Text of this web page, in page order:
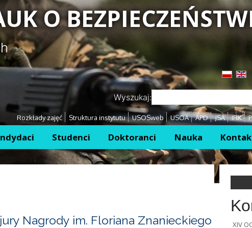
O
Przejdź
Przejdź
Wyszukaj:
Rozkłady zajęć Struktura instytutu USOSweb USOA APD JSA IRK
Studenci Doktoranci Nauka
Nagrody im. Floriana Znanieckiego XIV